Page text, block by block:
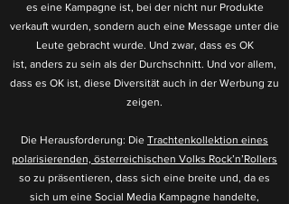
es eine Kampagne ist, bei der nicht nur Produkte
verkauft wurden, sondern auch eine Message unter die
Leute gebracht wurde. Und zwar, dass es OK
ist, anders zu sein als der Durchschnitt. Und vor allem,
dass es OK ist, diese Diversität auch in der Werbung zu
zeigen.
Die Herausforderung: Die Trachtenkollektion eines
polarisierenden, österreichischen Volks Rock’n’Rollers
so zu präsentieren, dass sich eine breite und, da es
sich um eine Social Media Kampagne handelte,